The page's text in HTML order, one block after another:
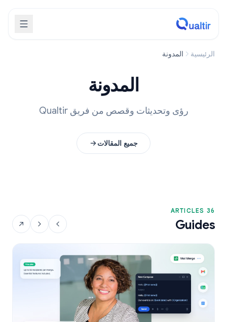
الرئيسية المدونة
المدونة
رؤى وتحديثات وقصص من فريق Qualtir
جميع المقالات
36 ARTICLES
Guides